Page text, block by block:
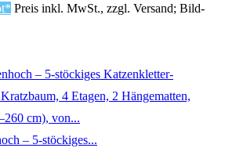
Preis inkl. MwSt., zzgl. Versand; Bild-
– 5-stöckiges...